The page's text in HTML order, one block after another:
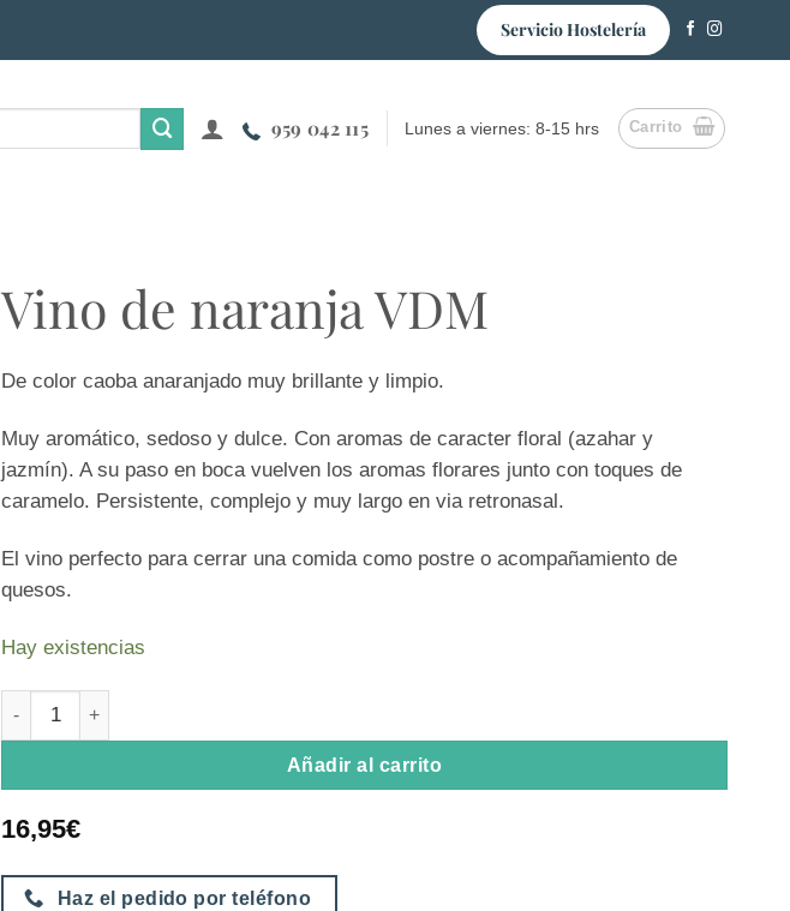
Servicio Hostelería
959 042 115 Lunes a viernes: 8-15 hrs Carrito
Vino de naranja VDM
De color caoba anaranjado muy brillante y limpio.
Muy aromático, sedoso y dulce. Con aromas de caracter floral (azahar y
jazmín). A su paso en boca vuelven los aromas florares junto con toques de
caramelo. Persistente, complejo y muy largo en via retronasal.
El vino perfecto para cerrar una comida como postre o acompañamiento de
quesos.
Hay existencias
Vino de naranja VDM cantidad
Añadir al carrito
16,95€
Haz el pedido por teléfono